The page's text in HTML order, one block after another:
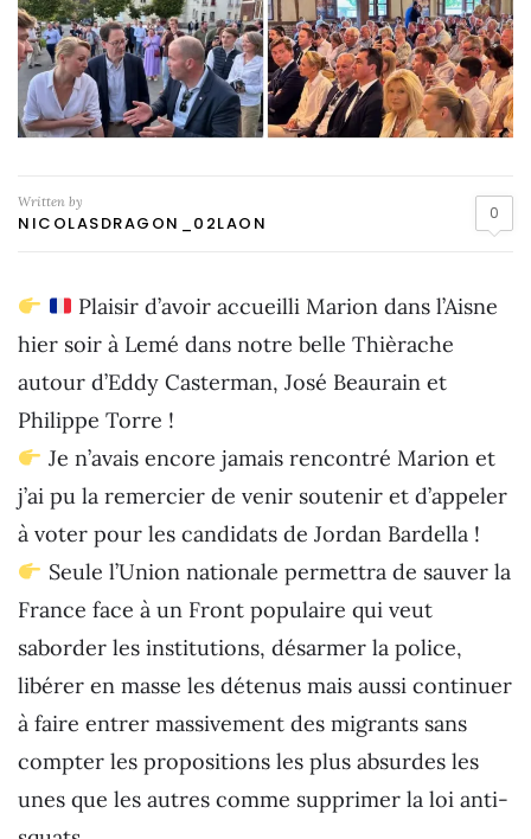
Written by
NICOLASDRAGON_02LAON 0
Plaisir d’avoir accueilli Marion dans l’Aisne
hier soir à Lemé dans notre belle Thièrache
autour d’Eddy Casterman, José Beaurain et
Philippe Torre !
Je n’avais encore jamais rencontré Marion et
j’ai pu la remercier de venir soutenir et d’appeler
à voter pour les candidats de Jordan Bardella !
Seule l’Union nationale permettra de sauver la
France face à un Front populaire qui veut
saborder les institutions, désarmer la police,
libérer en masse les détenus mais aussi continuer
à faire entrer massivement des migrants sans
compter les propositions les plus absurdes les
unes que les autres comme supprimer la loi anti-